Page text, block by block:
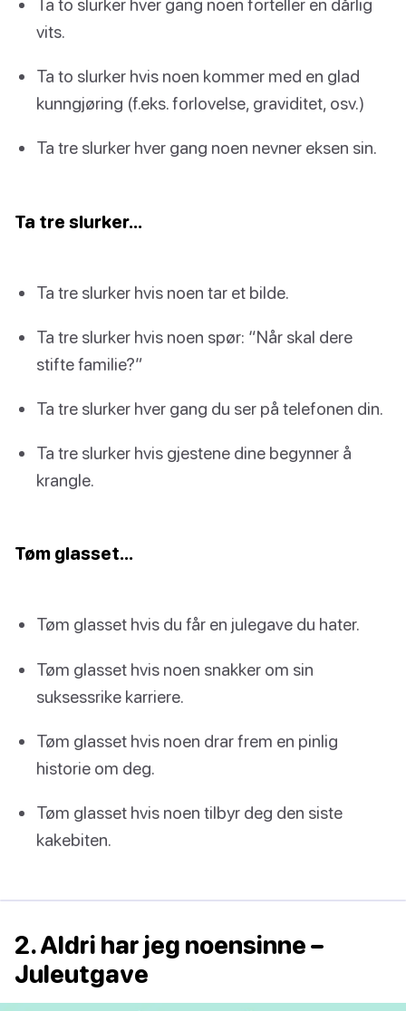
vits.
Ta to slurker hvis noen kommer med en glad
kunngjøring (f.eks. forlovelse, graviditet, osv.)
Ta tre slurker hver gang noen nevner eksen sin.
Ta tre slurker…
Ta tre slurker hvis noen tar et bilde.
Ta tre slurker hvis noen spør: “Når skal dere
stifte familie?”
Ta tre slurker hver gang du ser på telefonen din.
Ta tre slurker hvis gjestene dine begynner å
krangle.
Tøm glasset…
Tøm glasset hvis du får en julegave du hater.
Tøm glasset hvis noen snakker om sin
suksessrike karriere.
Tøm glasset hvis noen drar frem en pinlig
historie om deg.
Tøm glasset hvis noen tilbyr deg den siste
kakebiten.
2. Aldri har jeg noensinne –
Juleutgave